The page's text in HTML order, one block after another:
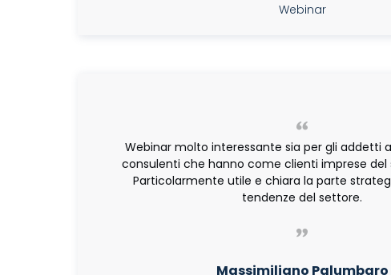
Webinar
Webinar molto interessante sia per gli addetti
consulenti che hanno come clienti imprese
Particolarmente utile e chiara la parte
tendenze del settore.
Massimiliano Palumbaro